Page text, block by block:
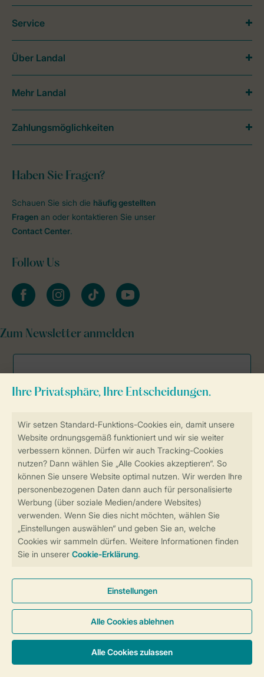
Sicherstellung Deiner Privatsphäre
Weitere Informationen und Einstellungen
Sicher und schnell zur Online-Buchung
Sichere Datenübertragung
Sicheres Bezahlen
Haben Sie Fragen?
Schauen Sie sich die häufig gestellten
Fragen an oder kontaktieren Sie unser
Contact Center.
Follow Us
facebookinstagramtiktok youtube
Zum Newsletter anmelden
Service
Über Landal
Mehr Landal
Zahlungsmöglichkeiten
Allgemeine Bedingungen Impressum
Cookies und Banner
Barrierefreiheit